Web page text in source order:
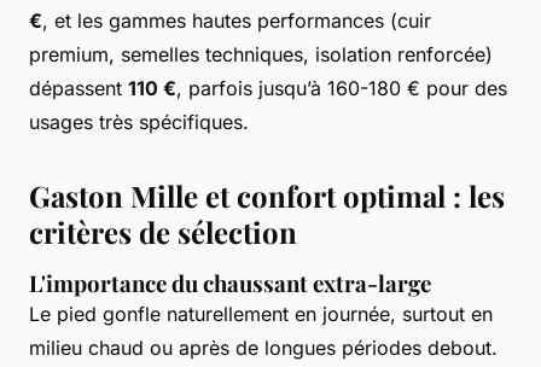
€, et les gammes hautes performances (cuir
premium, semelles techniques, isolation renforcée)
dépassent 110 €, parfois jusqu’à 160-180 € pour des
usages très spécifiques.
Gaston Mille et confort optimal : les
critères de sélection
L'importance du chaussant extra-large
Le pied gonfle naturellement en journée, surtout en
milieu chaud ou après de longues périodes debout.